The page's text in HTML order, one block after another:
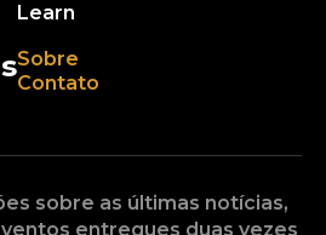
Learn
Sobre
Contato
sobre as últimas notícias,
entregues duas vezes